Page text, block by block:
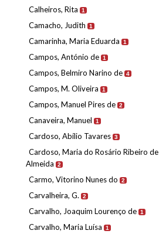
Calheiros, Rita 1
Camacho, Judith 1
Camarinha, Maria Eduarda 1
Campos, António de 1
Campos, Belmiro Narino de 4
Campos, M. Oliveira 1
Campos, Manuel Pires de 2
Canaveira, Manuel 1
Cardoso, Abílio Tavares 3
Cardoso, Maria do Rosário Ribeiro de
Almeida
2
Carmo, Vitorino Nunes do 2
Carvalheira, G. 2
Carvalho, Joaquim Lourenço de 1
Carvalho, Maria Luísa 1